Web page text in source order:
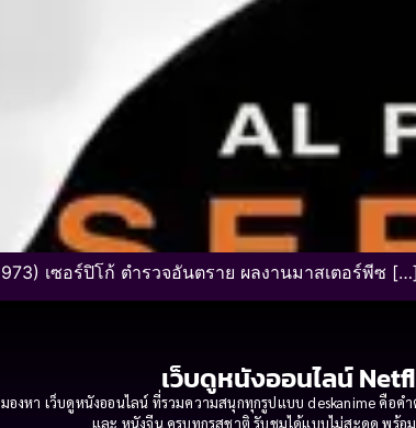
เซอร์ปิโก้ ตำรวจอันตราย ผลงานมาสเตอร์พีซ […]
เว็บดูหนังออนไลน์
องหา เว็บดูหนังออนไลน์ ที่รวมความสนุกทุกรูปแบบ deskanime คือ
และ หนังจีน ครบทุกรสชาติ รับชมได้แบบไม่สะดุด พร้อ